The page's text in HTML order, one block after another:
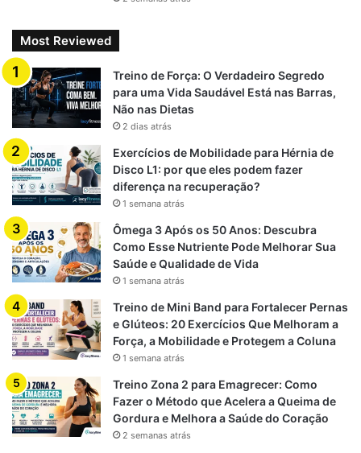
Most Reviewed
Treino de Força: O Verdadeiro Segredo
para uma Vida Saudável Está nas Barras,
Não nas Dietas
2 dias atrás
Exercícios de Mobilidade para Hérnia de
Disco L1: por que eles podem fazer
diferença na recuperação?
1 semana atrás
Ômega 3 Após os 50 Anos: Descubra
Como Esse Nutriente Pode Melhorar Sua
Saúde e Qualidade de Vida
1 semana atrás
Treino de Mini Band para Fortalecer Pernas
e Glúteos: 20 Exercícios Que Melhoram a
Força, a Mobilidade e Protegem a Coluna
1 semana atrás
Treino Zona 2 para Emagrecer: Como
Fazer o Método que Acelera a Queima de
Gordura e Melhora a Saúde do Coração
2 semanas atrás